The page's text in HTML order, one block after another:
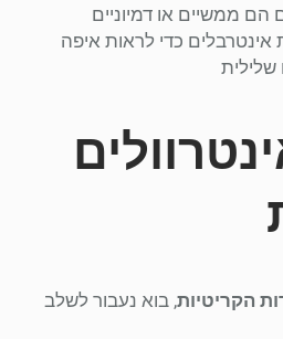
ממשיים או דמיוניים
כדי לראות איפה
שלילית
הקריטיות, בוא נעבור לשלב